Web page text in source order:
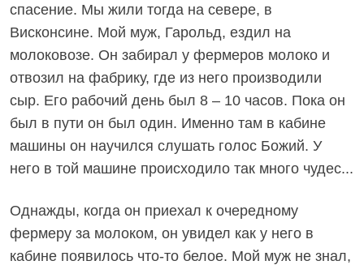
спасение. Мы жили тогда на севере, в
Висконсине. Мой муж, Гарольд, ездил на
молоковозе. Он забирал у фермеров молоко и
отвозил на фабрику, где из него производили
сыр. Его рабочий день был 8 – 10 часов. Пока он
был в пути он был один. Именно там в кабине
машины он научился слушать голос Божий. У
него в той машине происходило так много чудес...
Однажды, когда он приехал к очередному
фермеру за молоком, он увидел как у него в
кабине появилось что-то белое. Мой муж не знал,